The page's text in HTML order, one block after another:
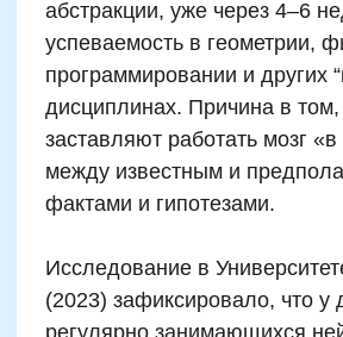
Соревнуйся на скорость решения
примеров
одноклассников
Комбинируй числа и формы в
приложениях